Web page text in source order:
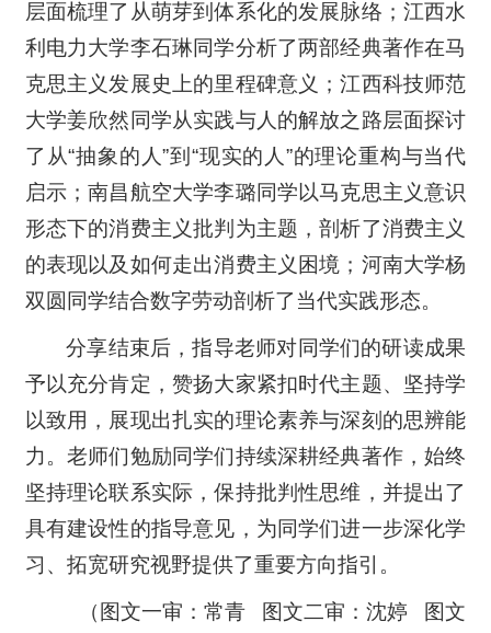
层面梳理了从萌芽到体系化的发展脉络；江西水
利电力大学李石琳同学分析了两部经典著作在马
克思主义发展史上的里程碑意义；江西科技师范
大学姜欣然同学从实践与人的解放之路层面探讨
了从“抽象的人”到“现实的人”的理论重构与当代
启示；南昌航空大学李璐同学以马克思主义意识
形态下的消费主义批判为主题，剖析了消费主义
的表现以及如何走出消费主义困境；河南大学杨
双圆同学结合数字劳动剖析了当代实践形态。
分享结束后，指导老师对同学们的研读成果
予以充分肯定，赞扬大家紧扣时代主题、坚持学
以致用，展现出扎实的理论素养与深刻的思辨能
力。老师们勉励同学们持续深耕经典著作，始终
坚持理论联系实际，保持批判性思维，并提出了
具有建设性的指导意见，为同学们进一步深化学
习、拓宽研究视野提供了重要方向指引。
（图文一审：常青 图文二审：沈婷 图文